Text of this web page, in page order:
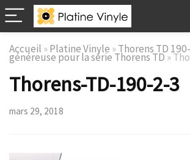
Accueil »Platine Vinyle »Thorens TD
généreuse pour la série Thorens TD »
Thorens-TD-190-2-3
mars 29, 2018